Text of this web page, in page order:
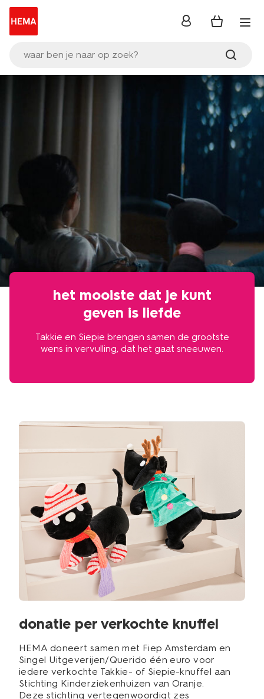
waar ben je naar op zoek?
inloggen
het mooiste dat je kunt
geven is liefde
Takkie en Siepie brengen samen de grootste
wens in vervulling, dat het gaat sneeuwen.
donatie per verkochte knuffel
HEMA doneert samen met Fiep Amsterdam en
Singel Uitgeverijen/Querido één euro voor
iedere verkochte Takkie- of Siepie-knuffel aan
Stichting Kinderziekenhuizen van Oranje.
Deze stichting vertegenwoordigt zes